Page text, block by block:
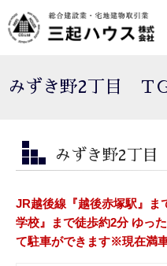
みずき野2丁目 Ｔ
みずき野2丁
JR越後線『越後赤塚駅』ま
学校』まで徒歩約2分 ゆっ
て駐車ができます※現在満